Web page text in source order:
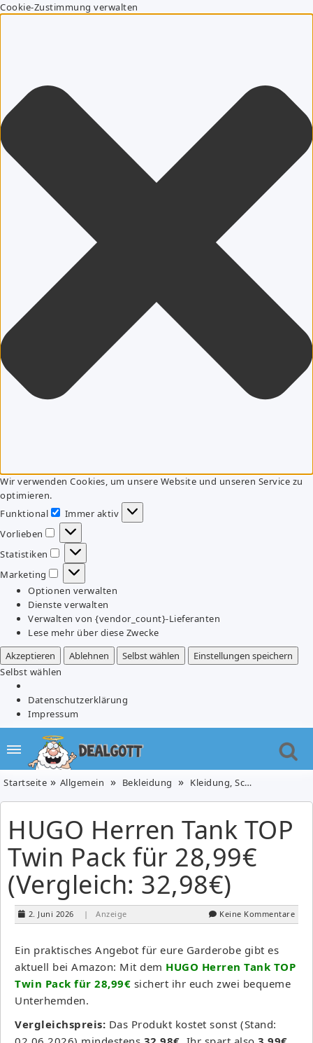
Cookie-Zustimmung verwalten
Wir verwenden Cookies, um unsere Website und unseren Service zu
optimieren.
Funktional
Funktional
Immer aktiv
Vorlieben
Vorlieben
Statistiken
Statistiken
Marketing
Marketing
Optionen verwalten
Dienste verwalten
Verwalten von {vendor_count}-Lieferanten
Lese mehr über diese Zwecke
Akzeptieren
Ablehnen Selbst wählen
Einstellungen speichern
Selbst wählen
Datenschutzerklärung
Impressum
Startseite Allgemein Bekleidung Kleidung, Schuhe & Uhren
HUGO Herren Tank TOP
Twin Pack für 28,99€
(Vergleich: 32,98€)
2. Juni 2026 | Anzeige Keine Kommentare
Ein praktisches Angebot für eure Garderobe gibt es
aktuell bei Amazon: Mit dem HUGO Herren Tank TOP
Twin Pack für 28,99€ sichert ihr euch zwei bequeme
Unterhemden.
Vergleichspreis: Das Produkt kostet sonst (Stand: